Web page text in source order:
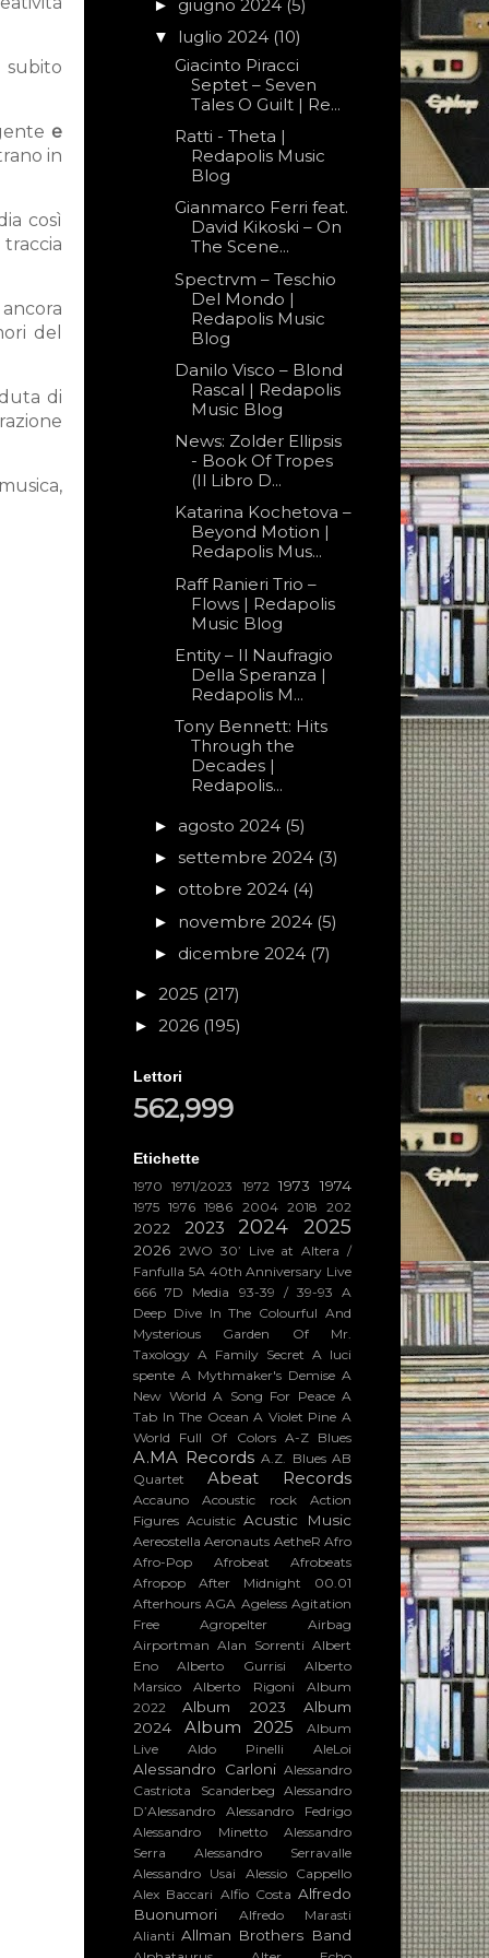
subito
e
in
così
del
di
► giugno 2024 (5)
▼ luglio 2024 (10)
Giacinto Piracci
Septet – Seven
Tales O Guilt | Re...
Ratti - Theta |
Redapolis Music
Blog
Gianmarco Ferri feat.
David Kikoski – On
The Scene...
Spectrvm – Teschio
Del Mondo |
Redapolis Music
Blog
Danilo Visco – Blond
Rascal | Redapolis
Music Blog
News: Zolder Ellipsis
- Book Of Tropes
(Il Libro D...
Katarina Kochetova –
Beyond Motion |
Redapolis Mus...
Raff Ranieri Trio –
Flows | Redapolis
Music Blog
Entity – Il Naufragio
Della Speranza |
Redapolis M...
Tony Bennett: Hits
Through the
Decades |
Redapolis...
► agosto 2024 (5)
► settembre 2024 (3)
► ottobre 2024 (4)
► novembre 2024 (5)
► dicembre 2024 (7)
► 2025 (217)
► 2026 (195)
Lettori
562,999
Etichette
1970 1971/2023 1972 1973 1974
1975 1976 1986 2004 2018 202
2022 2023 2024 2025
2026 2WO 30’ Live at Altera /
Fanfulla 5A 40th Anniversary Live
666 7D Media 93-39 / 39-93
A
Deep Dive In The Colourful And
Mysterious Garden Of Mr.
Taxology A Family Secret A luci
spente A Mythmaker's Demise A
New World A Song For Peace A
Tab In The Ocean A Violet Pine A
World Full Of Colors A-Z Blues
A.MA Records A.Z. Blues AB
Quartet
Abeat Records
Accauno Acoustic rock
Action
Figures Acuistic Acustic Music
Aereostella Aeronauts AetheR Afro
Afro-Pop
Afrobeat
Afrobeats
Afropop
After Midnight 00.01
Afterhours AGA Ageless Agitation
Free
Agropelter
Airbag
Airportman Alan Sorrenti Albert
Eno
Alberto Gurrisi
Alberto
Marsico
Alberto Rigoni
Album
2022
Album 2023
Album
2024
Album 2025
Album
Live
Aldo Pinelli AleLoi
Alessandro Carloni Alessandro
Castriota Scanderbeg Alessandro
D’Alessandro
Alessandro Fedrigo
Alessandro Minetto
Alessandro
Serra
Alessandro Serravalle
Alessandro Usai
Alessio Cappello
Alex Baccari Alfio Costa Alfredo
Buonumori
Alfredo Marasti
Alianti Allman Brothers Band